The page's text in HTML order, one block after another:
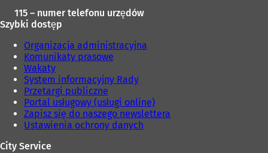
115 – numer telefonu urzędów
Szybki dostęp
Organizacja administracyjna
Komunikaty prasowe
Wakaty
System informacyjny Rady
Przetargi publiczne
Portal usługowy (usługi online)
Zapisz się do naszego newslettera
Ustawienia ochrony danych
City Service